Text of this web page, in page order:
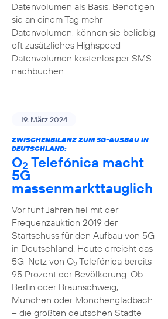
Datenvolumen als Basis. Benötigen
sie an einem Tag mehr
Datenvolumen, können sie beliebig
oft zusätzliches Highspeed-
Datenvolumen kostenlos per SMS
nachbuchen.
19. März 2024
ZWISCHENBILANZ ZUM 5G-AUSBAU IN
DEUTSCHLAND:
O2 Telefónica macht
5G
massenmarkttauglich
Vor fünf Jahren fiel mit der
Frequenzauktion 2019 der
Startschuss für den Aufbau von 5G
in Deutschland. Heute erreicht das
5G-Netz von O2Telefónica bereits
95 Prozent der Bevölkerung. Ob
Berlin oder Braunschweig,
München oder Mönchengladbach
– die größten deutschen Städte